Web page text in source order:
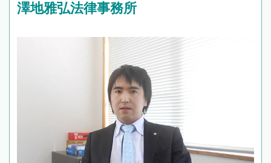
澤地雅弘法律事務所